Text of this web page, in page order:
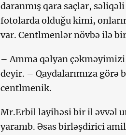
daranmış qara saçlar,
fotolarda olduğu kimi,
var. Centlmenlər növbə ilə
– Amma qəlyan
deyir. – Qaydalarımıza görə
centlmenik.
Mr.Erbil layihəsi bir il əvvəl
yaranıb. Əsas birləşdirici